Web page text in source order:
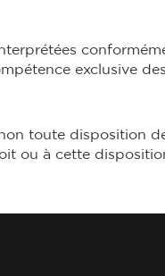
exclusive
toute disposition
ou à cette